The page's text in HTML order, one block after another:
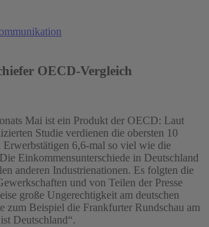
OECD-Vergleich
Mai ist ein Produkt der OECD: Laut
Studie verdienen die obersten 10
Erwerbstätigen 6,6-mal so viel wie die
Einkommensunterschiede in Deutschland
anderen Industrienationen. Es folgten die
und von Teilen der Presse
große Ungerechtigkeit am deutschen
zum Beispiel die Frankfurter Rundschau am
Deutschland“.